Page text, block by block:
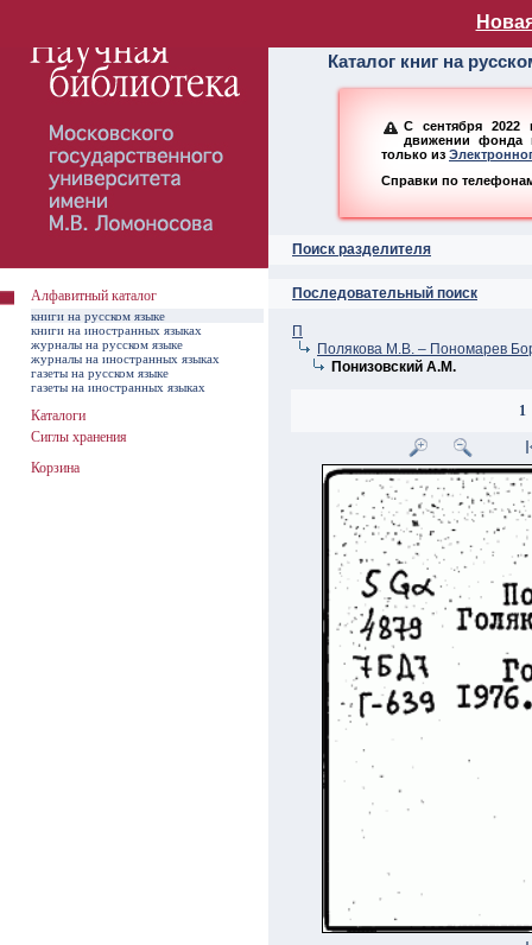
Алфавитный
Каталог книг на
С сентября 2022
движении фонда
только из
Справки по
Поиск разделителя
Последовательный поиск
П
Полякова М.В. – Пономарев
Понизовский А.М.
1
Алфавитный каталог
книги на русском языке
книги на иностранных языках
журналы на русском языке
журналы на иностранных языках
газеты на русском языке
газеты на иностранных языках
Каталоги
Сиглы хранения
Корзина